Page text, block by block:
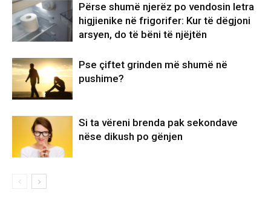
Përse shumë njerëz po vendosin letra
higjienike në frigorifer: Kur të dëgjoni
arsyen, do të bëni të njëjtën
Pse çiftet grinden më shumë në
pushime?
Si ta vëreni brenda pak sekondave
nëse dikush po gënjen